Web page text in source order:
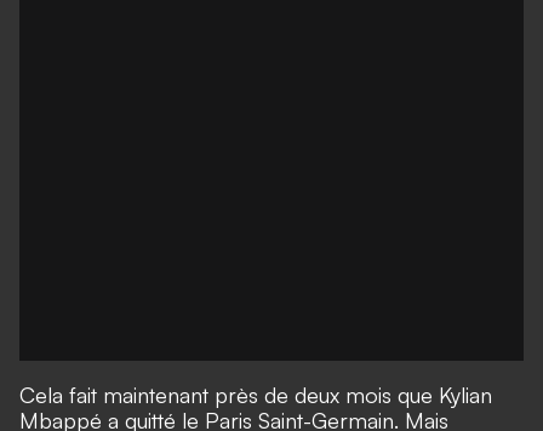
Cela fait maintenant près de deux mois que Kylian
Mbappé a quitté le Paris Saint-Germain. Mais